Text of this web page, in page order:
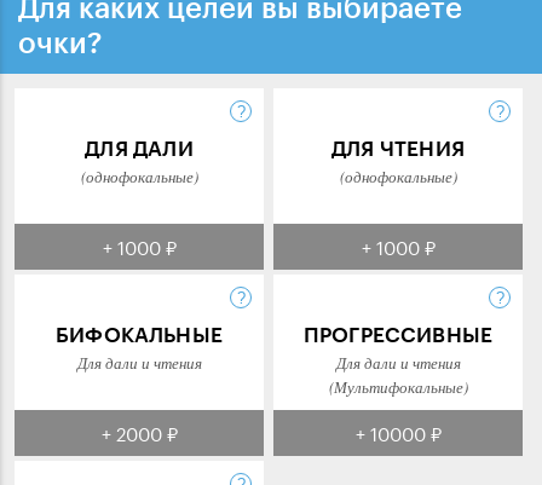
очки?
ДЛЯ ДАЛИ
(однофокальные)
+ 1000 ₽
ДЛЯ ЧТЕНИЯ
(однофокальные)
+ 1000 ₽
БИФОКАЛЬНЫЕ
Для дали и чтения
+ 2000 ₽
ПРОГРЕССИВНЫЕ
Для дали и чтения
(Мультифокальные)
+ 10000 ₽